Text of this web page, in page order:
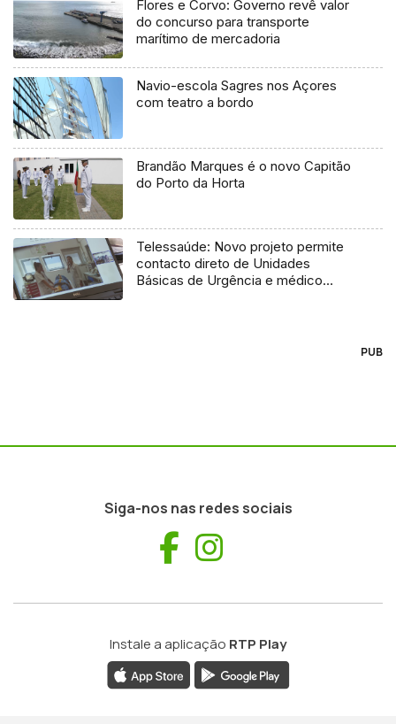
Flores e Corvo: Governo revê valor
do concurso para transporte
marítimo de mercadoria
Navio-escola Sagres nos Açores
com teatro a bordo
Brandão Marques é o novo Capitão
do Porto da Horta
Telessaúde: Novo projeto permite
contacto direto de Unidades
Básicas de Urgência e médico
PUB
Siga-nos nas redes sociais
Facebook
Instale a aplicação RTP Play